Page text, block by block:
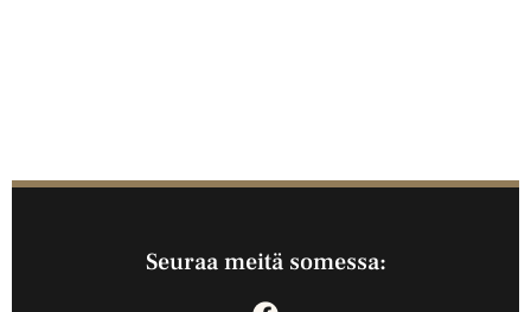
Seuraa meitä somessa: